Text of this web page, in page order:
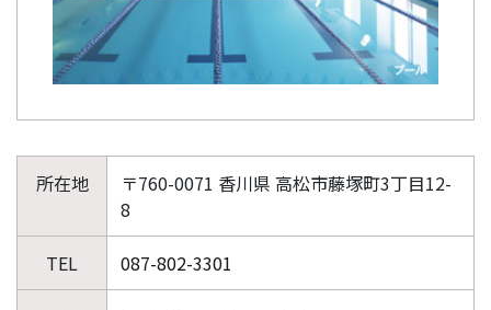
所在地
〒760-0071 香川県 高松市藤塚町3丁目12-
8
TEL 087-802-3301